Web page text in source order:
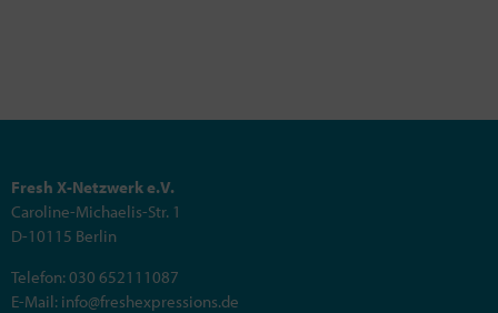
Fresh X-Netzwerk e.V.
Caroline-Michaelis-Str. 1
D-10115 Berlin
Telefon: 030 652111087
E-Mail: info@freshexpressions.de